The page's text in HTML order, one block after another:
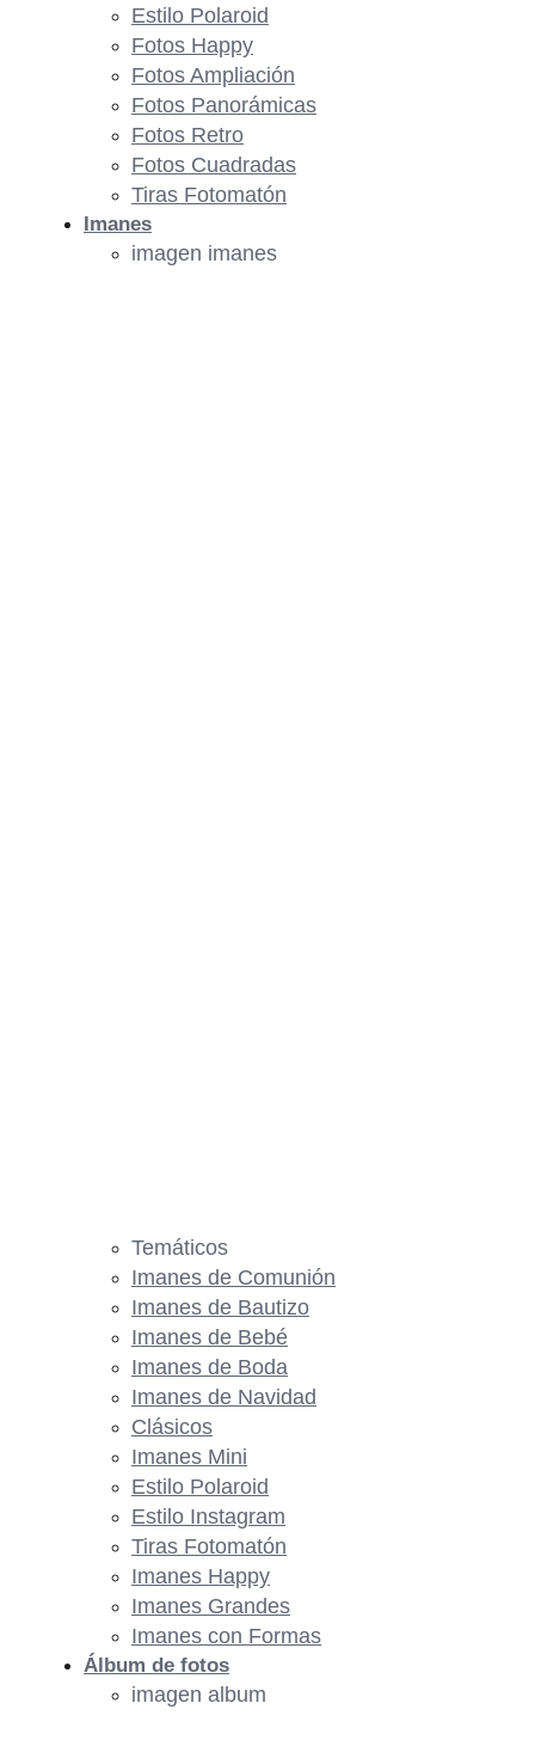
Estilo Polaroid
Fotos Happy
Fotos Ampliación
Fotos Panorámicas
Fotos Retro
Fotos Cuadradas
Tiras Fotomatón
Imanes
imagen imanes
Temáticos
Imanes de Comunión
Imanes de Bautizo
Imanes de Bebé
Imanes de Boda
Imanes de Navidad
Clásicos
Imanes Mini
Estilo Polaroid
Estilo Instagram
Tiras Fotomatón
Imanes Happy
Imanes Grandes
Imanes con Formas
Álbum de fotos
imagen album